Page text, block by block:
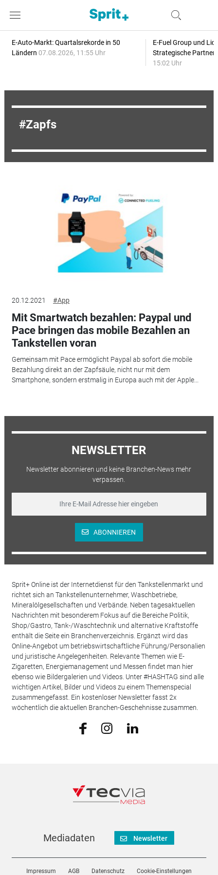
E-Auto-Markt: Quartalsrekorde in 50
Ländern 07.08.2026, 11:55 Uhr
E-Fuel Group und
Strategische
15:02 Uhr
Zapfs
20.12.2021 #App
Mit Smartwatch bezahlen: Paypal und
Pace bringen das mobile Bezahlen an
Tankstellen voran
Gemeinsam mit Pace ermöglicht Paypal ab sofort die mobile
Bezahlung direkt an der Zapfsäule, nicht nur mit dem
Smartphone, sondern erstmalig in Europa auch mit der Apple...
NEWSLETTER
Newsletter abonnieren und keine Branchen-News mehr
verpassen.
ABONNIEREN
Sprit+ Online ist der Internetdienst für den Tankstellenmarkt und
richtet sich an Tankstellenunternehmer, Waschbetriebe,
Mineralölgesellschaften und Verbände. Neben tagesaktuellen
Nachrichten mit besonderem Fokus auf die Bereiche Politik,
Shop/Gastro, Tank-/Waschtechnik und alternative Kraftstoffe
enthält die Seite ein Branchenverzeichnis. Ergänzt wird das
Online-Angebot um betriebswirtschaftliche Führung/Personalien
und juristische Angelegenheiten. Relevante Themen wie E-
Zigaretten, Energiemanagement und Messen findet man hier
ebenso wie Bildergalerien und Videos. Unter #HASHTAG sind alle
wichtigen Artikel, Bilder und Videos zu einem Themenspecial
zusammengefasst. Ein kostenloser Newsletter fasst 2x
wöchentlich die aktuellen Branchen-Geschehnisse zusammen.
Mediadaten Newsletter
Impressum AGB Datenschutz Cookie-Einstellungen